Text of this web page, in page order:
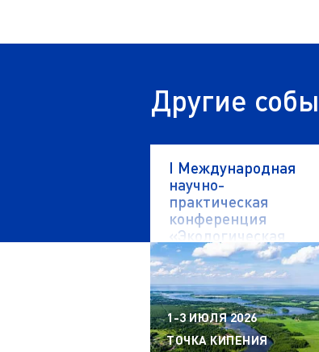
Другие
I Международная
научно-
практическая
конференция
«Экологическая
безопасность
водных объектов»
1-3 ИЮЛЯ 2026
ТОЧКА КИПЕНИЯ